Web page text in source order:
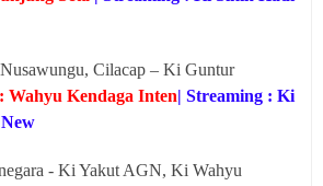
Cilacap – Ki Guntur
Wahyu Kendaga Inten| Streaming : Ki
- Ki Yakut AGN, Ki Wahyu